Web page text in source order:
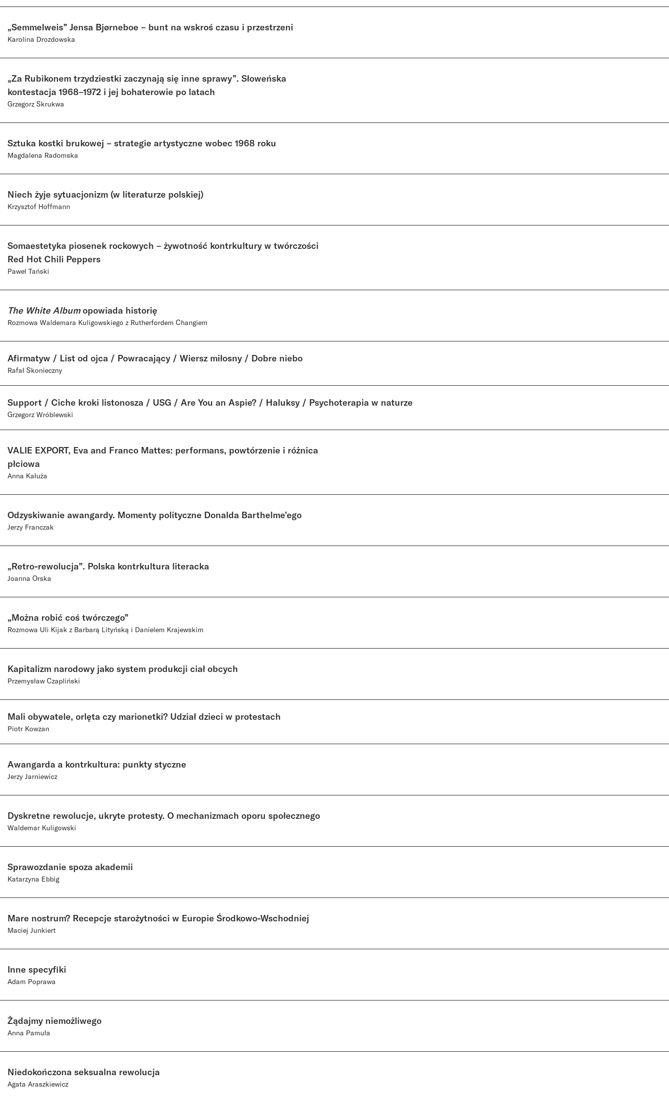
„Semmelweis” Jensa Bjørneboe – bunt na wskroś czasu i przestrzeni
Karolina Drozdowska
„Za Rubikonem trzydziestki zaczynają się inne sprawy”. Słoweńska
kontestacja 1968–1972 i jej bohaterowie po latach
Grzegorz Skrukwa
Sztuka kostki brukowej – strategie artystyczne wobec 1968 roku
Magdalena Radomska
Niech żyje sytuacjonizm (w literaturze polskiej)
Krzysztof Hoffmann
Somaestetyka piosenek rockowych – żywotność kontrkultury w twórczości
Red Hot Chili Peppers
Paweł Tański
The White Albumopowiada historię
Rozmowa Waldemara Kuligowskiego z Rutherfordem Changiem
Afirmatyw / List od ojca / Powracający / Wiersz miłosny / Dobre niebo
Rafał Skonieczny
Support / Ciche kroki listonosza / USG / Are You an Aspie? / Haluksy / Psychoterapia w naturze
Grzegorz Wróblewski
VALIE EXPORT, Eva and Franco Mattes: performans, powtórzenie i różnica
płciowa
Anna Kałuża
Odzyskiwanie awangardy. Momenty polityczne Donalda Barthelme’ego
Jerzy Franczak
„Retro-rewolucja”. Polska kontrkultura literacka
Joanna Orska
„Można robić coś twórczego”
Rozmowa Uli Kijak z Barbarą Lityńską i Danielem Krajewskim
Kapitalizm narodowy jako system produkcji ciał obcych
Przemysław Czapliński
Mali obywatele, orlęta czy marionetki? Udział dzieci w protestach
Piotr Kowzan
Awangarda a kontrkultura: punkty styczne
Jerzy Jarniewicz
Dyskretne rewolucje, ukryte protesty. O mechanizmach oporu społecznego
Waldemar Kuligowski
Sprawozdanie spoza akademii
Katarzyna Ebbig
Mare nostrum? Recepcje starożytności w Europie Środkowo-Wschodniej
Maciej Junkiert
Inne specyfiki
Adam Poprawa
Żądajmy niemożliwego
Anna Pamuła
Niedokończona seksualna rewolucja
Agata Araszkiewicz